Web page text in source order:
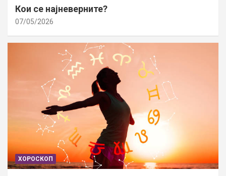
Кои се најневерните?
07/05/2026
ХОРОСКОП